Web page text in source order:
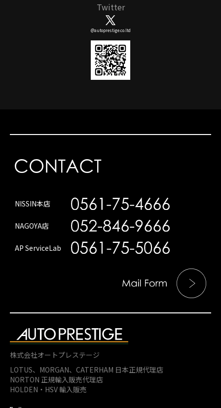
Twitter
@autoprestige.co.ltd
NISSIN本店
NAGOYA店
AP ServiceLab
株式会社オートプレステージ
LOTUS、MORGAN、 CATERHAM 日本正規代理店
NORTON 正規輸入販売代理店
HOLDEN・HSV 輸入販売